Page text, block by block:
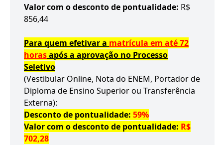
Valor com o desconto de pontualidade: R$
856,44
Para quem efetivar a matrícula em até 72
horasapós a aprovação no Processo
Seletivo
(Vestibular Online, Nota do ENEM, Portador de
Diploma de Ensino Superior ou Transferência
Externa):
Desconto de pontualidade: 59%
Valor com o desconto de pontualidade: R$
702,28